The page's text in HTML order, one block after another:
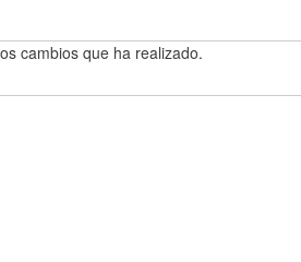
cambios que ha realizado.